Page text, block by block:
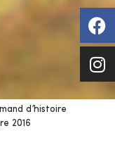
d’histoire
2016